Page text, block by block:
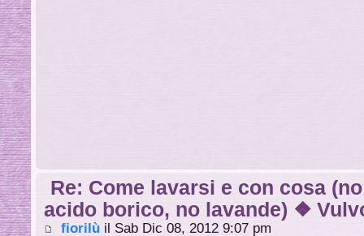
Re: Come lavarsi e con cosa
acido borico, no lavande) ❖
fiorilù il Sab Dic 08, 2012 9:07 pm